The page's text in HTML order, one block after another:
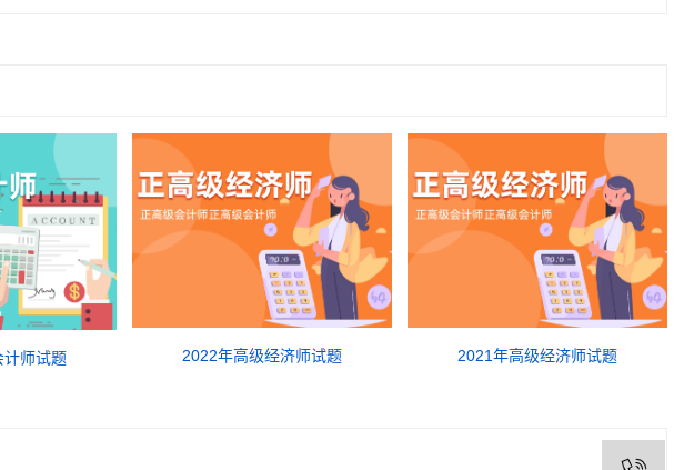
计师试题 2022年高级经济师试题 2021年高级经济师试题